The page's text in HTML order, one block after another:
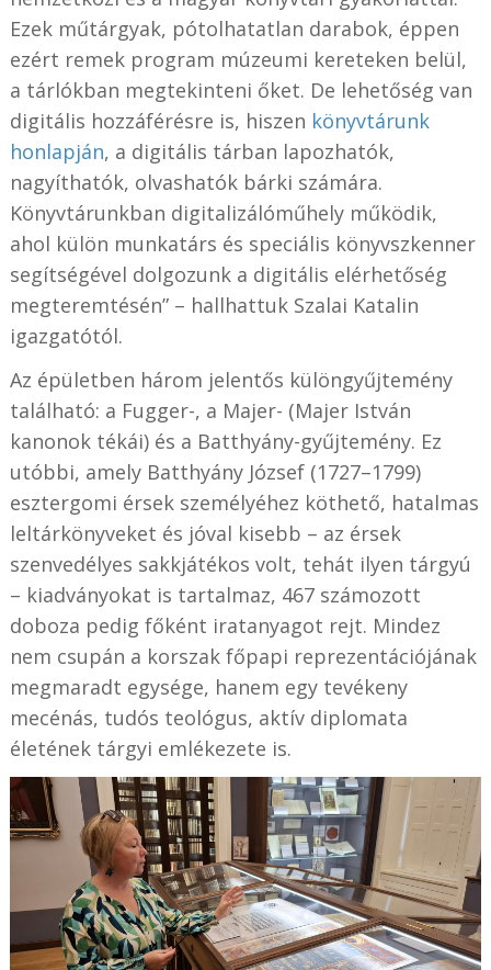
Ezek műtárgyak, pótolhatatlan darabok, éppen
ezért remek program múzeumi kereteken belül,
a tárlókban megtekinteni őket. De lehetőség van
digitális hozzáférésre is, hiszen könyvtárunk
honlapján, a digitális tárban lapozhatók,
nagyíthatók, olvashatók bárki számára.
Könyvtárunkban digitalizálóműhely működik,
ahol külön munkatárs és speciális könyvszkenner
segítségével dolgozunk a digitális elérhetőség
megteremtésén” – hallhattuk Szalai Katalin
igazgatótól.
Az épületben három jelentős különgyűjtemény
található: a Fugger-, a Majer- (Majer István
kanonok tékái) és a Batthyány-gyűjtemény. Ez
utóbbi, amely Batthyány József (1727–1799)
esztergomi érsek személyéhez köthető, hatalmas
leltárkönyveket és jóval kisebb – az érsek
szenvedélyes sakkjátékos volt, tehát ilyen tárgyú
– kiadványokat is tartalmaz, 467 számozott
doboza pedig főként iratanyagot rejt. Mindez
nem csupán a korszak főpapi reprezentációjának
megmaradt egysége, hanem egy tevékeny
mecénás, tudós teológus, aktív diplomata
életének tárgyi emlékezete is.